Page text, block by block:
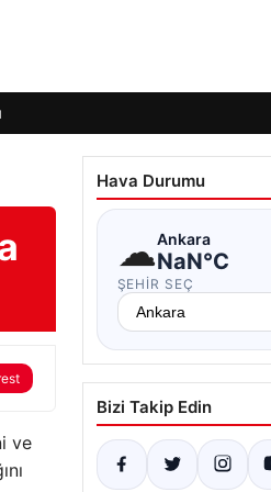
ve
Hava Durumu
☁Ankara
NaN°C
ŞEHIR SEÇ
Bizi Takip Edin